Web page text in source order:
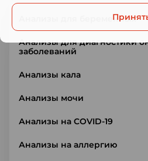
Анализы для беременных
Анализы для диагностики
заболеваний
Анализы кала
Анализы мочи
Анализы на COVID-19
Анализы на аллергию